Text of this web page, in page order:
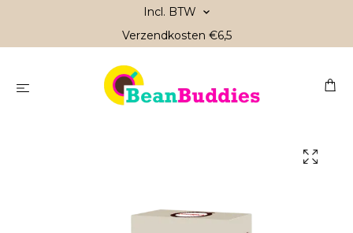
Incl. BTW
Verzendkosten €6,5